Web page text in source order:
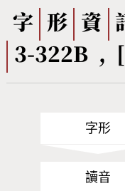
筆順序查詢
CNS查詢
字形下載
熱門查詢統計
字 形 資
3-322B ,
字形
讀音